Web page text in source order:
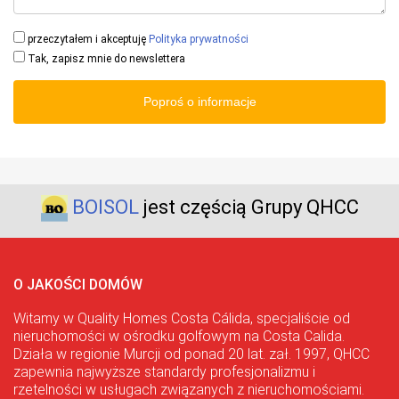
przeczytałem i akceptuję Polityka prywatności
Tak, zapisz mnie do newslettera
Poproś o informacje
BOISOLjest częścią Grupy QHCC
O JAKOŚCI DOMÓW
Witamy w Quality Homes Costa Cálida, specjaliście od
nieruchomości w ośrodku golfowym na Costa Calida.
Działa w regionie Murcji od ponad 20 lat. zał. 1997, QHCC
zapewnia najwyższe standardy profesjonalizmu i
rzetelności w usługach związanych z nieruchomościami.